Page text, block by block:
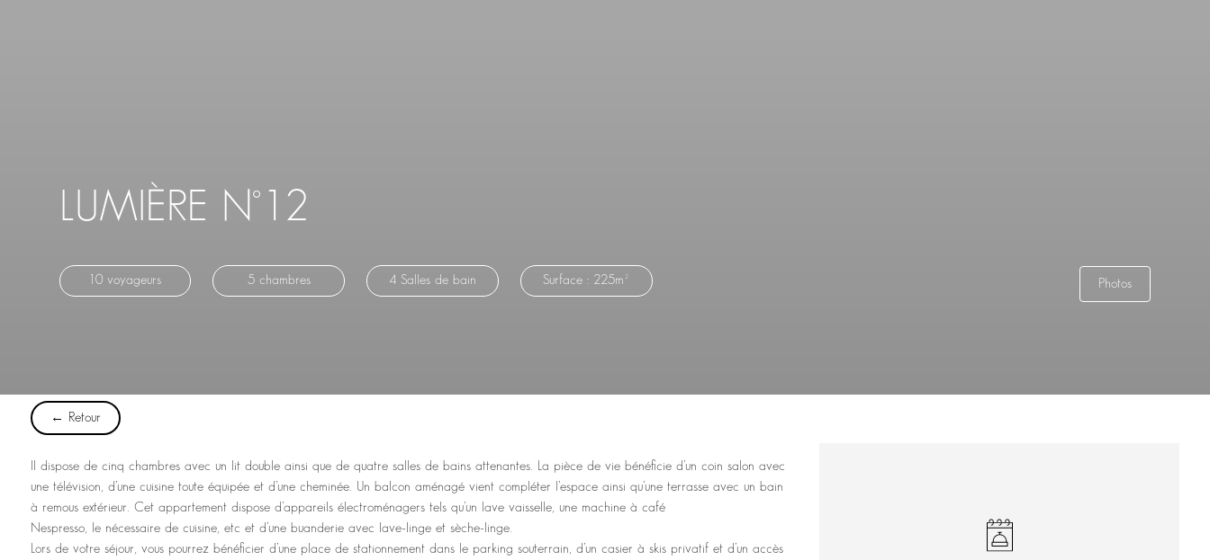
LUMIÈRE N°12
10 voyageurs 5 chambres 4 Salles de bain Surface : 225m² Photos
← Retour
Il dispose de cinq chambres avec un lit double ainsi que de quatre salles de bains attenantes. La pièce de vie bénéficie d’un coin salon avec
une télévision, d’une cuisine toute équipée et d’une cheminée. Un balcon aménagé vient compléter l’espace ainsi qu’une terrasse avec un bain
à remous extérieur. Cet appartement dispose d’appareils électroménagers tels qu’un lave vaisselle, une machine à café
Nespresso, le nécessaire de cuisine, etc et d’une buanderie avec lave-linge et sèche-linge.
Lors de votre séjour, vous pourrez bénéficier d’une place de stationnement dans le parking souterrain, d’un casier à skis privatif et d’un accès